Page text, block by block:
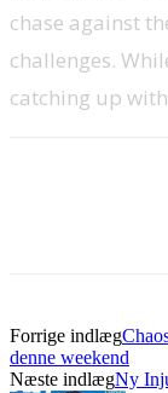
chase against
challenges.
catching up
Forrige indlæg
denne weekend
Næste indlægNy